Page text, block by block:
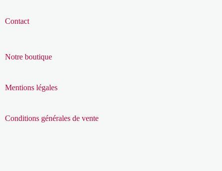
Contact
Notre boutique
Mentions légales
Conditions générales de vente